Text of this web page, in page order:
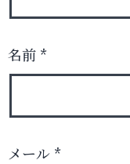
名前 *
メール *